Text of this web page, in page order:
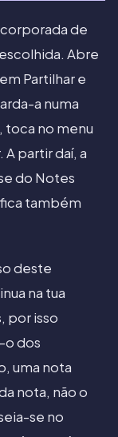
de
Abre
Partilhar e
a numa
toca no menu
partir daí, a
do Notes
também
deste
na tua
por isso
o dos
uma nota
nota, não o
se no